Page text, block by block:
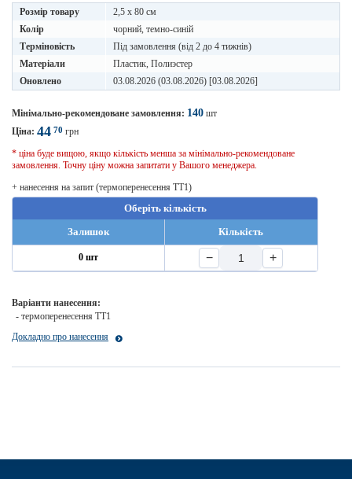
Розмір товару
2,5 x 80 см
Колір
чорний, темно-синій
Терміновість
Під замовлення (від 2 до 4 тижнів)
Матеріали
Пластик, Полиэстер
Оновлено
03.08.2026 (03.08.2026) [03.08.2026]
Мінімально-рекомендоване замовлення: 140 шт
Ціна: 44 70 грн
* ціна буде вищою, якщо кількість менша за мінімально-рекомендоване
замовлення. Точну ціну можна запитати у Вашого менеджера.
+ нанесення на запит (термоперенесення TT1)
Оберіть кількість
Залишок
Кількість
0 шт − +
Варіанти нанесення:
- термоперенесення TT1
Докладно про нанесення